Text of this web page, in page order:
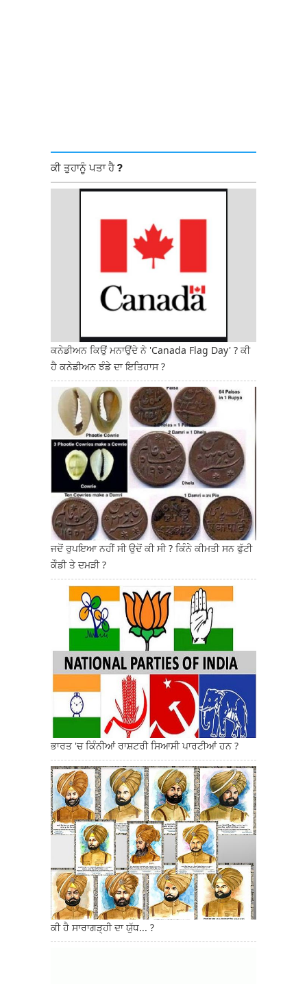
ਕੀ ਤੁਹਾਨੂੰ ਪਤਾ ਹੈ ?
ਕਨੇਡੀਅਨ ਕਿਉਂ ਮਨਾਉਂਦੇ ਨੇ 'Canada Flag Day' ? ਕੀ
ਹੈ ਕਨੇਡੀਅਨ ਝੰਡੇ ਦਾ ਇਤਿਹਾਸ ?
ਜਦੋਂ ਰੁਪਇਆ ਨਹੀਂ ਸੀ ਉਦੋਂ ਕੀ ਸੀ ? ਕਿੰਨੇ ਕੀਮਤੀ ਸਨ ਫੁੱਟੀ
ਕੌਡੀ ਤੇ ਦਮੜੀ ?
ਭਾਰਤ 'ਚ ਕਿੰਨੀਆਂ ਰਾਸ਼ਟਰੀ ਸਿਆਸੀ ਪਾਰਟੀਆਂ ਹਨ ?
ਕੀ ਹੈ ਸਾਰਾਗੜ੍ਹੀ ਦਾ ਯੁੱਧ... ?